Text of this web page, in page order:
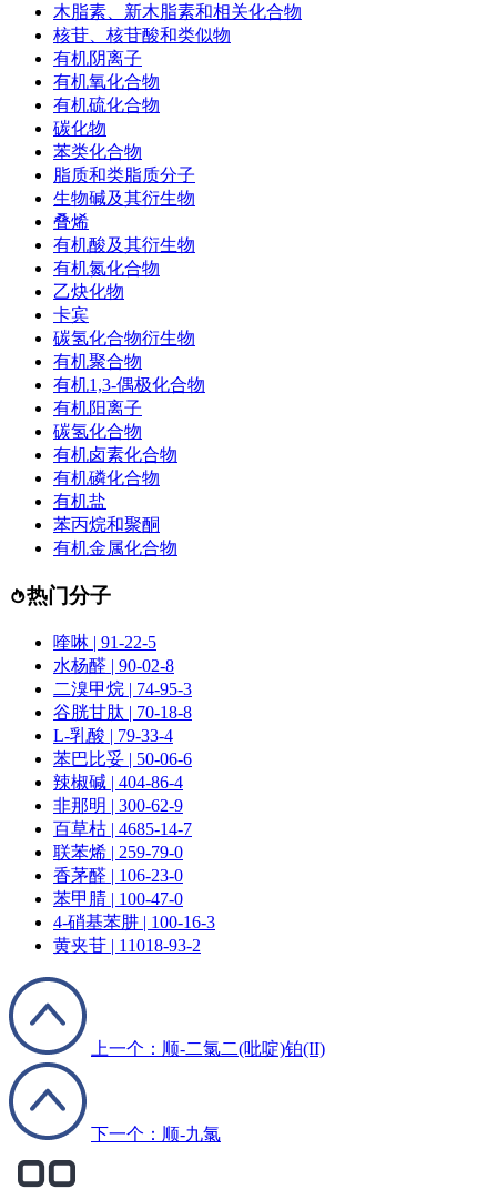
木脂素、新木脂素和相关化合物
核苷、核苷酸和类似物
有机阴离子
有机氧化合物
有机硫化合物
碳化物
苯类化合物
脂质和类脂质分子
生物碱及其衍生物
叠烯
有机酸及其衍生物
有机氮化合物
乙炔化物
卡宾
碳氢化合物衍生物
有机聚合物
有机1,3-偶极化合物
有机阳离子
碳氢化合物
有机卤素化合物
有机磷化合物
有机盐
苯丙烷和聚酮
有机金属化合物
热门分子
喹啉 | 91-22-5
水杨醛 | 90-02-8
二溴甲烷 | 74-95-3
谷胱甘肽 | 70-18-8
L-乳酸 | 79-33-4
苯巴比妥 | 50-06-6
辣椒碱 | 404-86-4
非那明 | 300-62-9
百草枯 | 4685-14-7
联苯烯 | 259-79-0
香茅醛 | 106-23-0
苯甲腈 | 100-47-0
4-硝基苯肼 | 100-16-3
黄夹苷 | 11018-93-2
上一个：顺-二氯二(吡啶)铂(II)
下一个：顺-九氯